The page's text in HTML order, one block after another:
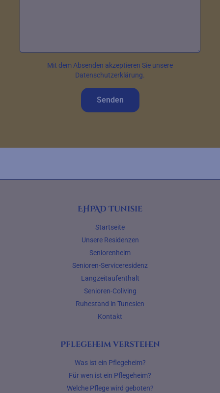
Mit dem Absenden akzeptieren Sie unsere
Datenschutzerklärung.
Senden
EHPAD Tunisie
Startseite
Unsere Residenzen
Seniorenheim
Senioren-Serviceresidenz
Langzeitaufenthalt
Senioren-Coliving
Ruhestand in Tunesien
Kontakt
Pflegeheim verstehen
Was ist ein Pflegeheim?
Für wen ist ein Pflegeheim?
Welche Pflege wird geboten?